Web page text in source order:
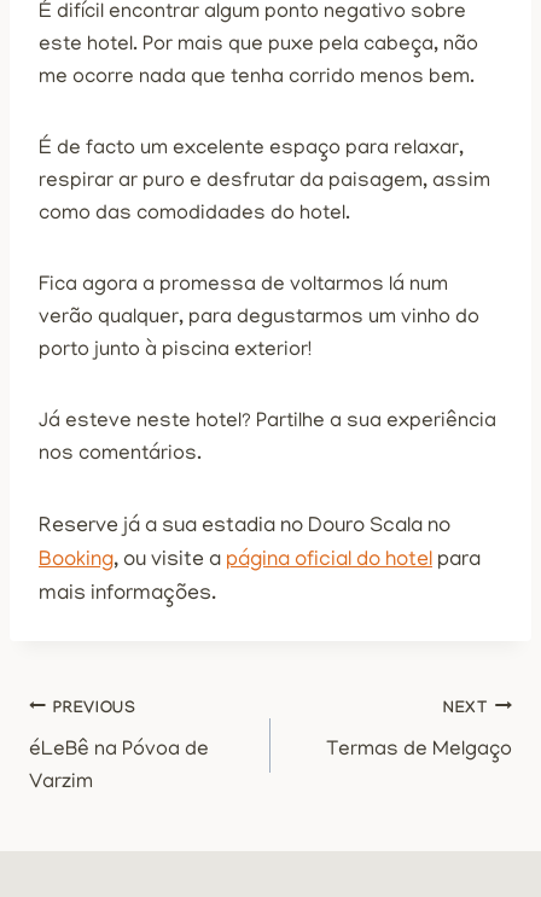
É difícil encontrar algum ponto negativo sobre
este hotel. Por mais que puxe pela cabeça, não
me ocorre nada que tenha corrido menos bem.
É de facto um excelente espaço para relaxar,
respirar ar puro e desfrutar da paisagem, assim
como das comodidades do hotel.
Fica agora a promessa de voltarmos lá num
verão qualquer, para degustarmos um vinho do
porto junto à piscina exterior!
Já esteve neste hotel? Partilhe a sua experiência
nos comentários.
Reserve já a sua estadia no Douro Scala no
Booking, ou visite a página oficial do hotel para
mais informações.
Navegação
de
PREVIOUS
éLeBê na Póvoa de
Varzim
NEXT
Termas de Melgaço